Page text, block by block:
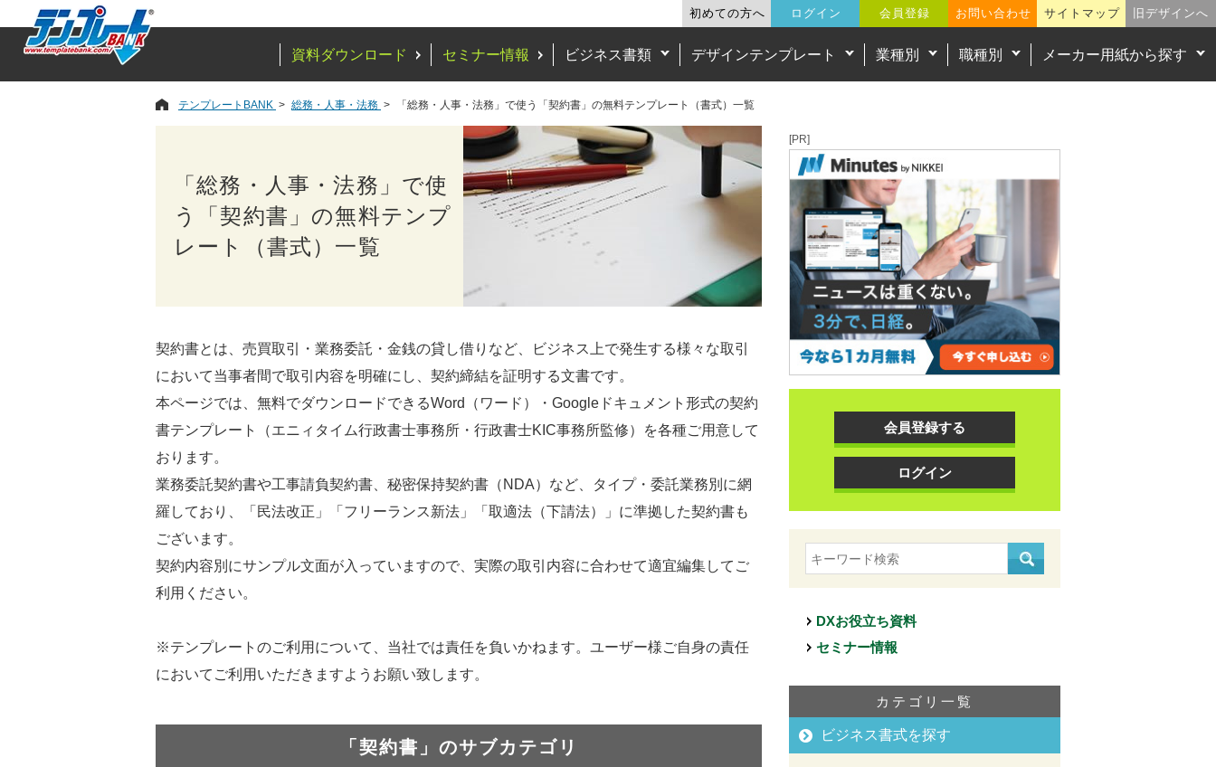
初めての方へ ログイン 会員登録 お問い合わせ サイトマップ 旧デザインへ
資料ダウンロード セミナー情報 ビジネス書類 デザインテンプレート 業種別 職種別 メーカー用紙から探す
テンプレートBANK 総務・人事・法務 「総務・人事・法務」で使う「契約書」の無料テンプレート（書式）一覧
「総務・人事・法務」で使
う「契約書」の無料テンプ
レート（書式）一覧
契約書とは、売買取引・業務委託・金銭の貸し借りなど、ビジネス上で発生する様々な取引
において当事者間で取引内容を明確にし、契約締結を証明する文書です。
本ページでは、無料でダウンロードできるWord（ワード）・Googleドキュメント形式の契約
書テンプレート（エニィタイム行政書士事務所・行政書士KIC事務所監修）を各種ご用意して
おります。
業務委託契約書や工事請負契約書、秘密保持契約書（NDA）など、タイプ・委託業務別に網
羅しており、「民法改正」「フリーランス新法」「取適法（下請法）」に準拠した契約書も
ございます。
契約内容別にサンプル文面が入っていますので、実際の取引内容に合わせて適宜編集してご
利用ください。
※テンプレートのご利用について、当社では責任を負いかねます。ユーザー様ご自身の責任
においてご利用いただきますようお願い致します。
「契約書」のサブカテゴリ
[PR]
会員登録する
ログイン
DXお役立ち資料
セミナー情報
カテゴリ一覧
ビジネス書式を探す